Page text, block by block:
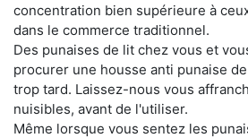
concentration bien supérieure à
dans le commerce traditionnel.
Des punaises de lit chez vous et
procurer une housse anti punaise
trop tard. Laissez-nous vous
nuisibles, avant de l'utiliser.
Même lorsque vous sentez les